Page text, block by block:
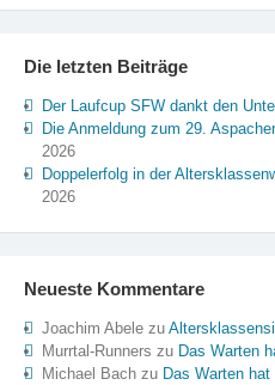
Die letzten Beiträge
Der Laufcup SFW dankt den
Die Anmeldung zum 29.
2026
Doppelerfolg in der
2026
Neueste Kommentare
Joachim Abelezu
Murrtal-Runners zu Das Warten
Michael Bachzu Das Warten